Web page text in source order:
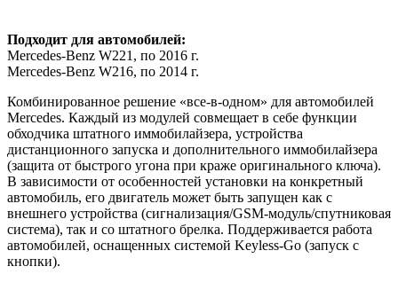
Подходит для автомобилей:
Mercedes-Benz W221, по 2016 г.
Mercedes-Benz W216, по 2014 г.
Комбинированное решение «все-в-одном» для автомобилей
Mercedes. Каждый из модулей совмещает в себе функции
обходчика штатного иммобилайзера, устройства
дистанционного запуска и дополнительного иммобилайзера
(защита от быстрого угона при краже оригинального ключа).
В зависимости от особенностей установки на конкретный
автомобиль, его двигатель может быть запущен как с
внешнего устройства (сигнализация/GSM-модуль/спутниковая
система), так и со штатного брелка. Поддерживается работа
автомобилей, оснащенных системой Keyless-Go (запуск с
кнопки).